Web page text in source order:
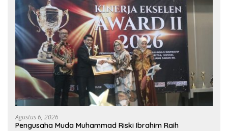
Agustus 6, 2026
Pengusaha Muda Muhammad Riski Ibrahim Raih